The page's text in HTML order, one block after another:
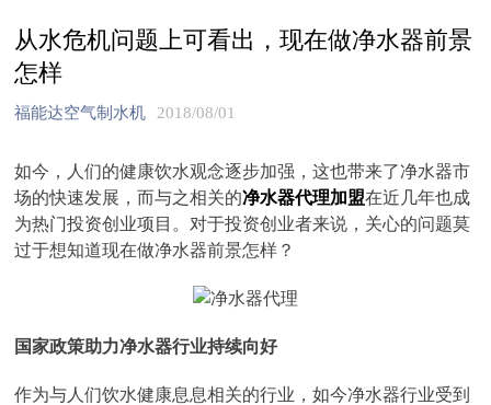
从水危机问题上可看出，现在做净水器前景
怎样
福能达空气制水机 2018/08/01
如今，人们的健康饮水观念逐步加强，这也带来了净水器市
场的快速发展，而与之相关的净水器代理加盟在近几年也成
为热门投资创业项目。对于投资创业者来说，关心的问题莫
过于想知道现在做净水器前景怎样？
国家政策助力净水器行业持续向好
作为与人们饮水健康息息相关的行业，如今净水器行业受到